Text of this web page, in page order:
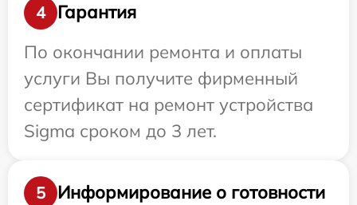
4
Гарантия
По окончании ремонта и оплаты
услуги Вы получите фирменный
сертификат на ремонт устройства
Sigma сроком до 3 лет.
5
Информирование о готовности